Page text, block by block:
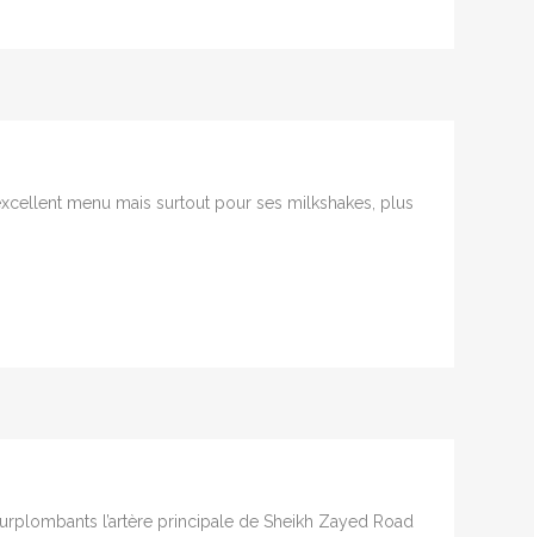
menu mais surtout pour ses milkshakes, plus
l’artère principale de Sheikh Zayed Road